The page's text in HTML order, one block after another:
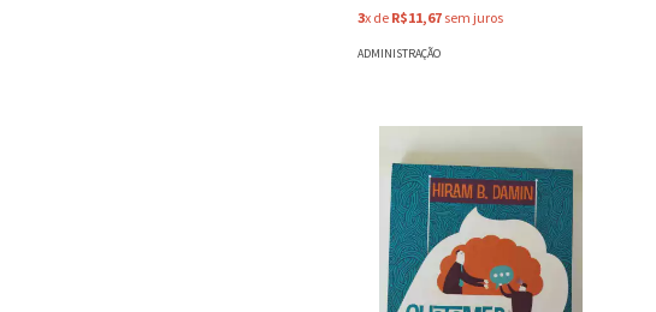
3x de R$11,67 sem juros
ADMINISTRAÇÃO